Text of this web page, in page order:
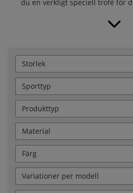
du en verkligt speciell trofé för
Storlek
Sporttyp
Produkttyp
Material
Färg
Variationer per modell